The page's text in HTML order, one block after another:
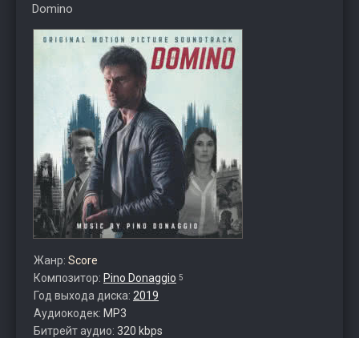
Domino
Жанр: Score
Композитор: Pino Donaggio 5
Год выхода диска: 2019
Аудиокодек: MP3
Битрейт аудио: 320 kbps